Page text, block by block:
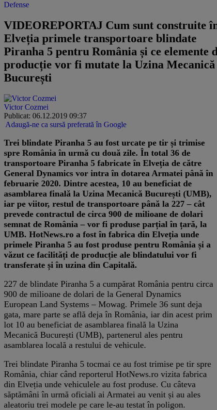
Defense
​VIDEOREPORTAJ Cum sunt construite
Elveția primele transportoare blindate
Piranha 5 pentru România și ce elemente
producție vor fi mutate la Uzina Mecanică
București
Victor Cozmei
Publicat: 06.12.2019 09:37
Adaugă-ne ca sursă preferată în Google
Trei blindate Piranha 5 au fost urcate pe tir și trimise
spre România în urmă cu două zile. În total 36 de
transportoare Piranha 5 fabricate în Elveția de către
General Dynamics vor intra în dotarea Armatei până în
februarie 2020. Dintre acestea, 10 au beneficiat de
asamblarea finală la Uzina Mecanică București (UMB),
iar pe viitor, restul de transportoare până la 227 – cât
prevede contractul de circa 900 de milioane de dolari
semnat de România – vor fi produse parțial în țară, la
UMB. HotNews.ro a fost în fabrica din Elveția unde
primele Piranha 5 au fost produse pentru România și a
văzut ce facilități de producție ale blindatului vor fi
transferate și în uzina din Capitală.
227 de blindate Piranha 5 a cumpărat România pentru circa
900 de milioane de dolari de la General Dynamics
European Land Systems – Mowag. Primele 36 sunt deja
gata, mare parte se află deja în România, iar din acest prim
lot 10 au beneficiat de asamblarea finală la Uzina
Mecanică București (UMB), partenerul ales pentru
asamblarea locală a restului de vehicule.
Trei blindate Piranha 5 tocmai ce au fost trimise pe tir spre
România, chiar când reporterul HotNews.ro vizita fabrica
din Elveția unde vehiculele au fost produse. Cu câteva
săptămâni în urmă oficiali ai Armatei au venit și au ales
aleatoriu trei modele pe care le-au testat în poligon.